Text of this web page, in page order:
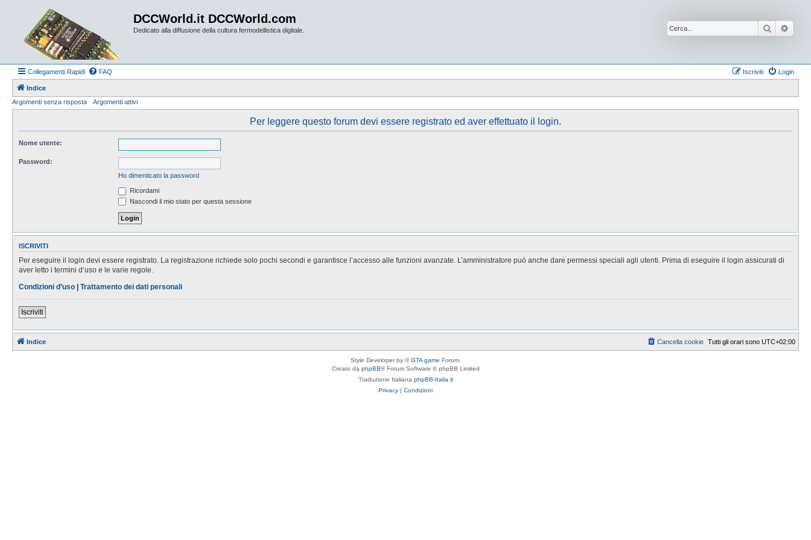
DCCWorld.it DCCWorld.com
Dedicato alla diffusione della cultura fermodellistica digitale. Cerca
Collegamenti Rapidi FAQ Login
Iscriviti
Indice
Argomenti senza risposta
Argomenti attivi
Per leggere questo forum devi essere registrato ed aver effettuato il login.
Nome utente:
Password:
Ho dimenticato la password
Ricordami
Nascondi il mio stato per questa sessione
ISCRIVITI
Per eseguire il login devi essere registrato. La registrazione richiede solo pochi secondi e garantisce l’accesso alle funzioni avanzate. L’amministratore può anche dare permessi speciali agli utenti. Prima di eseguire il login assicurati di
aver letto i termini d’uso e le varie regole.
Condizioni d’uso | Trattamento dei dati personali
Iscriviti
Indice Tutti gli orari sono UTC+02:00
Cancella cookie
Style Developer by ©GTA game Forum.
Creato da phpBB® Forum Software © phpBB Limited
Traduzione Italiana phpBB-Italia.it
Privacy | Condizioni